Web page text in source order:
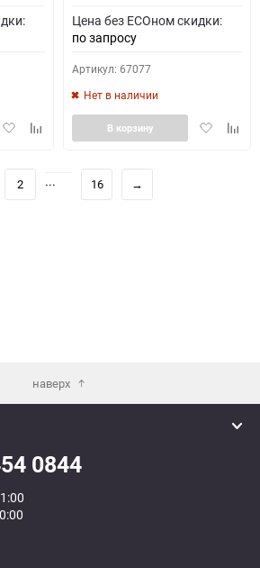
ДобавитьДобавить
Цена без ECOном скидки:
по запросу
Артикул: 67077
Нет в наличии
Добавить
В корзину
2 ... 16 →
наверх
0844